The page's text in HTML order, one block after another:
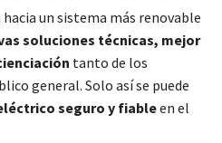
un sistema más renovable
soluciones técnicas, mejor
tanto de los
general. Solo así se puede
seguro y fiableen el